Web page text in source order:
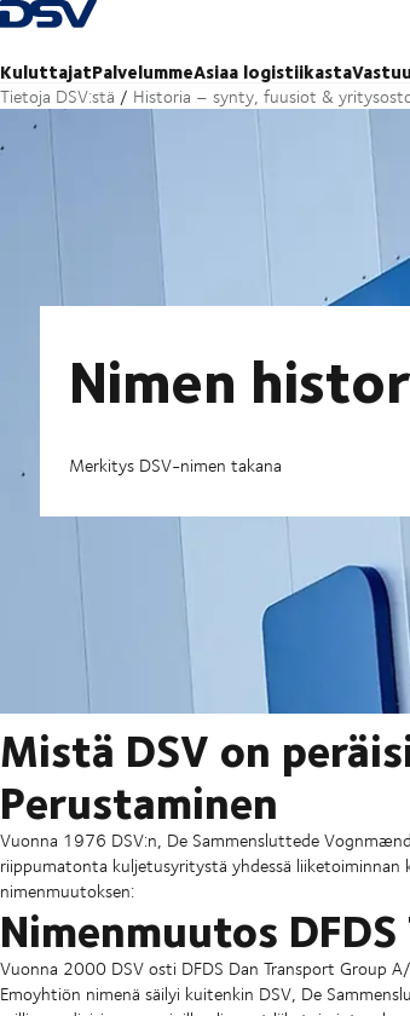
Takaisin kotisivulle
KuluttajatPalvelummeAsiaa logistiikasta
Tietoja DSV:stä Historia – synty, fuusiot &
Nimen
Merkitys DSV-nimen takana
Mistä DSV on
Perustaminen
Vuonna 1976 DSV:n, De Sammensluttede
riippumatonta kuljetusyritystä yhdessä liiketoiminnan
nimenmuutoksen:
Nimenmuutos
Vuonna 2000 DSV osti DFDS Dan Transport Group
Emoyhtiön nimenä säilyi kuitenkin DSV, De